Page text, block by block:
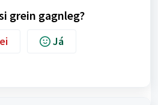
grein gagnleg?
Já